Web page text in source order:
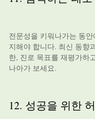
전문성을 키워나가는 동
지해야 합니다. 최신 동향
한, 진로 목표를 재평가하
나아가 보세요.
12. 성공을 위한